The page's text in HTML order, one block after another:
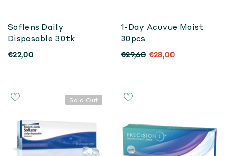
Soflens Daily
Disposable 30tk
€22,00
1-Day Acuvue Moist
30pcs
€29,60 €28,00
Sold Out